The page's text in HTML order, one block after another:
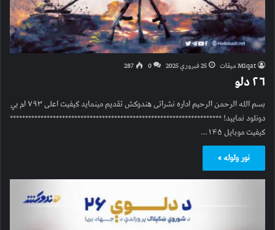
Miqat میقات 25 فبروري 2025 0
287
۲۶ دلو
بسم الله الرحمن الرحیم اداره نشراتی هندوکش تقدیم مینماید کیفیت اعلی ۷۹۳ ام بي
دونلود نمایید! *********************************************************************
کیفیت موبایل ۱۴۵…
نور ولوله »